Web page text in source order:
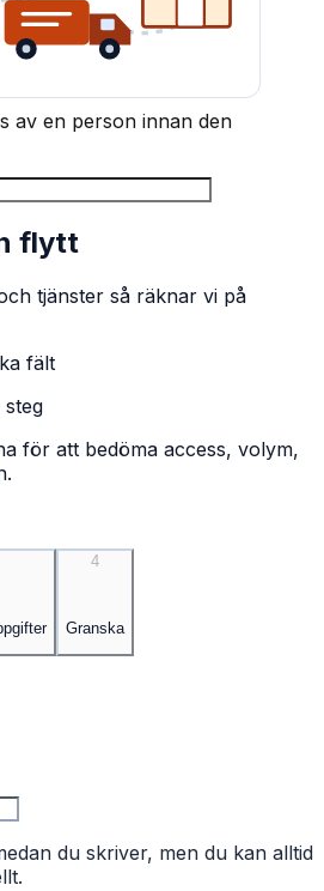
av en person innan den
flytt
tjänster så räknar vi på
fält
för att bedöma access, volym,
4
Granska
du skriver, men du kan alltid